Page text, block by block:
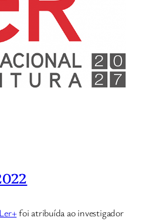
foi atribuída ao investigador